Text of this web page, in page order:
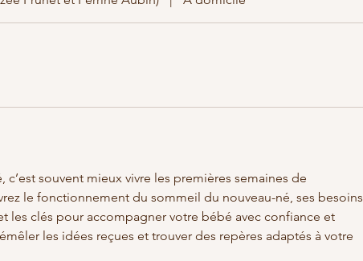
souvent mieux vivre les premières semaines de
le fonctionnement du sommeil du nouveau-né, ses besoins
les clés pour accompagner votre bébé avec confiance et
les idées reçues et trouver des repères adaptés à votre